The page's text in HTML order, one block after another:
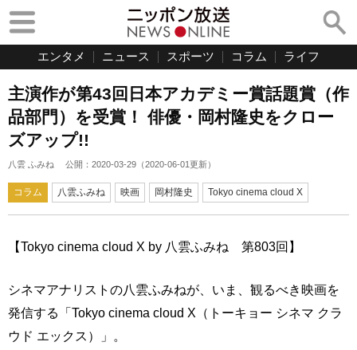
エンタメ ニュース スポーツ コラム ライフ
主演作が第43回日本アカデミー賞話題賞（作
品部門）を受賞！ 俳優・岡村隆史をクロー
ズアップ!!
八雲 ふみね 公開： 2020-03-29 （2020-06-01更新）
コラム 八雲ふみね 映画 岡村隆史 Tokyo cinema cloud X
【Tokyo cinema cloud X by 八雲ふみね 第803回】
シネマアナリストの八雲ふみねが、いま、観るべき映画を
発信する「Tokyo cinema cloud X（トーキョー シネマ クラ
ウド エックス）」。